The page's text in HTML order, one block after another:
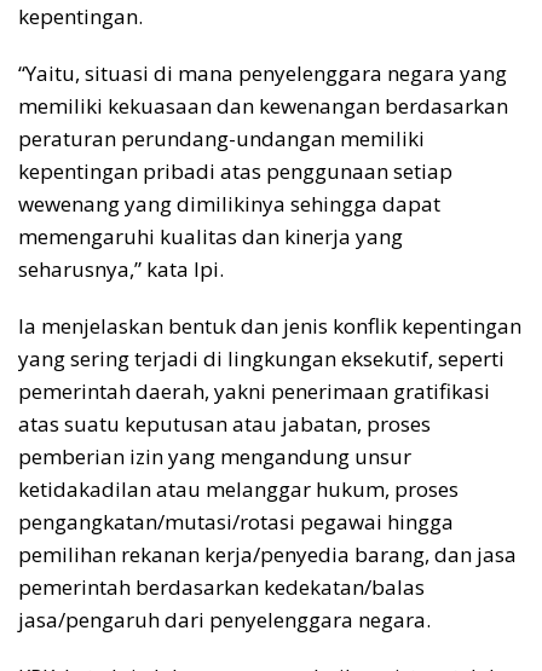
kepentingan.
“Yaitu, situasi di mana penyelenggara negara yang
memiliki kekuasaan dan kewenangan berdasarkan
peraturan perundang-undangan memiliki
kepentingan pribadi atas penggunaan setiap
wewenang yang dimilikinya sehingga dapat
memengaruhi kualitas dan kinerja yang
seharusnya,” kata Ipi.
Ia menjelaskan bentuk dan jenis konflik kepentingan
yang sering terjadi di lingkungan eksekutif, seperti
pemerintah daerah, yakni penerimaan gratifikasi
atas suatu keputusan atau jabatan, proses
pemberian izin yang mengandung unsur
ketidakadilan atau melanggar hukum, proses
pengangkatan/mutasi/rotasi pegawai hingga
pemilihan rekanan kerja/penyedia barang, dan jasa
pemerintah berdasarkan kedekatan/balas
jasa/pengaruh dari penyelenggara negara.